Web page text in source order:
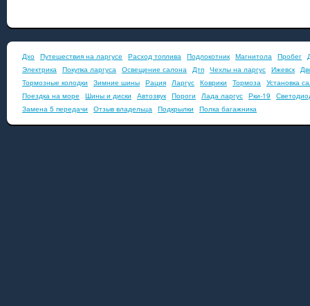
Дхо Путешествия на ларгусе Расход топлива Подлокотник Магнитола Пробег
Электрика Покупка ларгуса Освещение салона Дтп Чехлы на ларгус Ижевск
Тормозные колодки
Зимние шины Рация Ларгус Коврики Тормоза Установка
Поездка на море
Шины и диски Автозвук Пороги Лада ларгус Рки-19
Замена 5 передачи
Отзыв владельца Подкрылки Полка багажника